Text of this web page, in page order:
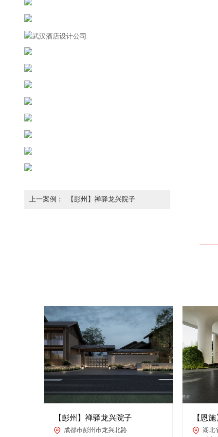
上一案例： 【彭州】禅驿龙兴院子
【彭州】禅驿龙兴院子
成都市彭州市龙兴北路
【恩
湖北